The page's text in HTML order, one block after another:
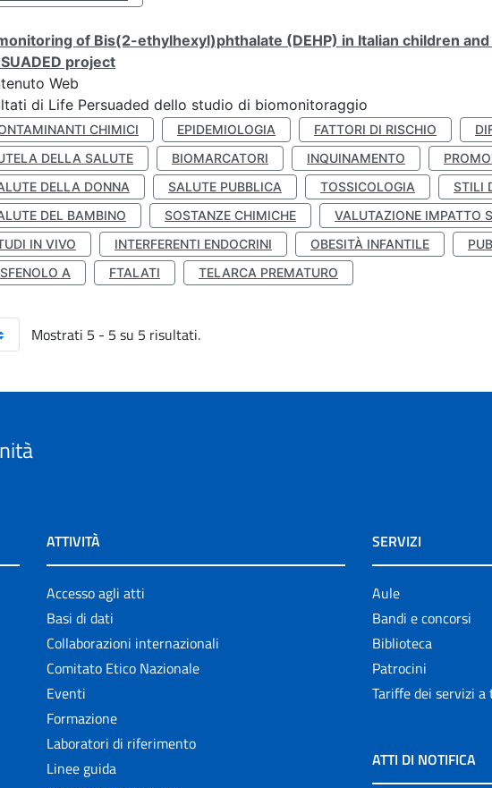
of Bis(2-ethylhexyl)phthalate (DEHP) in Italian children
project
Web
di Life Persuaded dello studio di biomonitoraggio
CHIMICI EPIDEMIOLOGIA FATTORI DI RISCHIO
DELLA SALUTE
BIOMARCATORI INQUINAMENTO
DELLA DONNA
SALUTE PUBBLICA TOSSICOLOGIA STILI
DEL BAMBINO
SOSTANZE CHIMICHE VALUTAZIONE IMPATTO
IN VIVO
INTERFERENTI ENDOCRINI OBESITÀ INFANTILE
A
FTALATI TELARCA PREMATURO
Mostrati 5 - 5 su 5 risultati.
ATTIVITÀ
Accesso agli atti
Basi di dati
Collaborazioni internazionali
Comitato Etico Nazionale
Eventi
Formazione
Laboratori di riferimento
Linee guida
SERVIZI
Aule
Bandi e concorsi
Biblioteca
Patrocini
Tariffe dei servizi a
ATTI DI NOTIFICA